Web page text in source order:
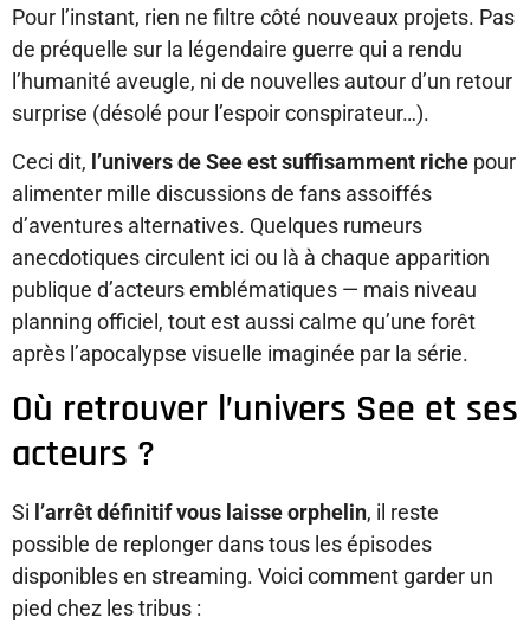
Pour l’instant, rien ne filtre côté nouveaux projets. Pas
de préquelle sur la légendaire guerre qui a rendu
l’humanité aveugle, ni de nouvelles autour d’un retour
surprise (désolé pour l’espoir conspirateur…).
Ceci dit, l’univers de See est suffisamment riche pour
alimenter mille discussions de fans assoiffés
d’aventures alternatives. Quelques rumeurs
anecdotiques circulent ici ou là à chaque apparition
publique d’acteurs emblématiques — mais niveau
planning officiel, tout est aussi calme qu’une forêt
après l’apocalypse visuelle imaginée par la série.
Où retrouver l’univers See et ses
acteurs ?
Si l’arrêt définitif vous laisse orphelin, il reste
possible de replonger dans tous les épisodes
disponibles en streaming. Voici comment garder un
pied chez les tribus :